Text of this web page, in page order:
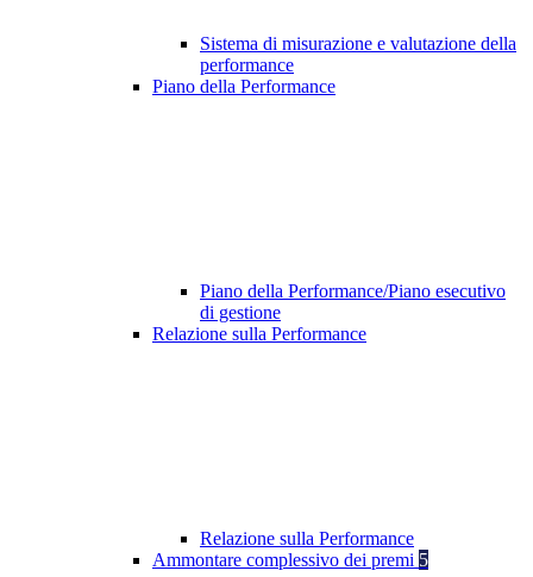
Sistema di misurazione e valutazione della
performance
Piano della Performance
Piano della Performance/Piano esecutivo
di gestione
Relazione sulla Performance
Relazione sulla Performance
Ammontare complessivo dei premi 5